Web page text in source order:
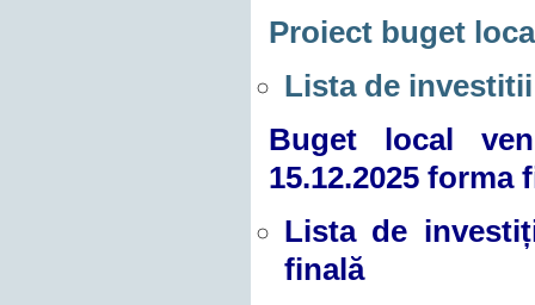
Proiect buget
Lista de
Buget local
15.12.2025 forma
Lista de
finală